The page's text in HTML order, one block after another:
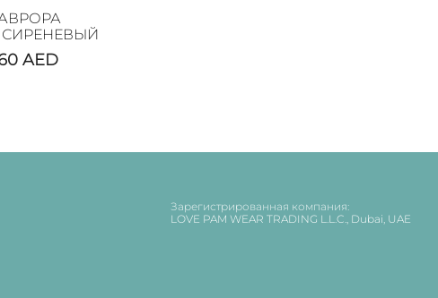
AED
Зарегистрированная компания:
LOVE PAM WEAR TRADING L.L.C., Dubai, UAE